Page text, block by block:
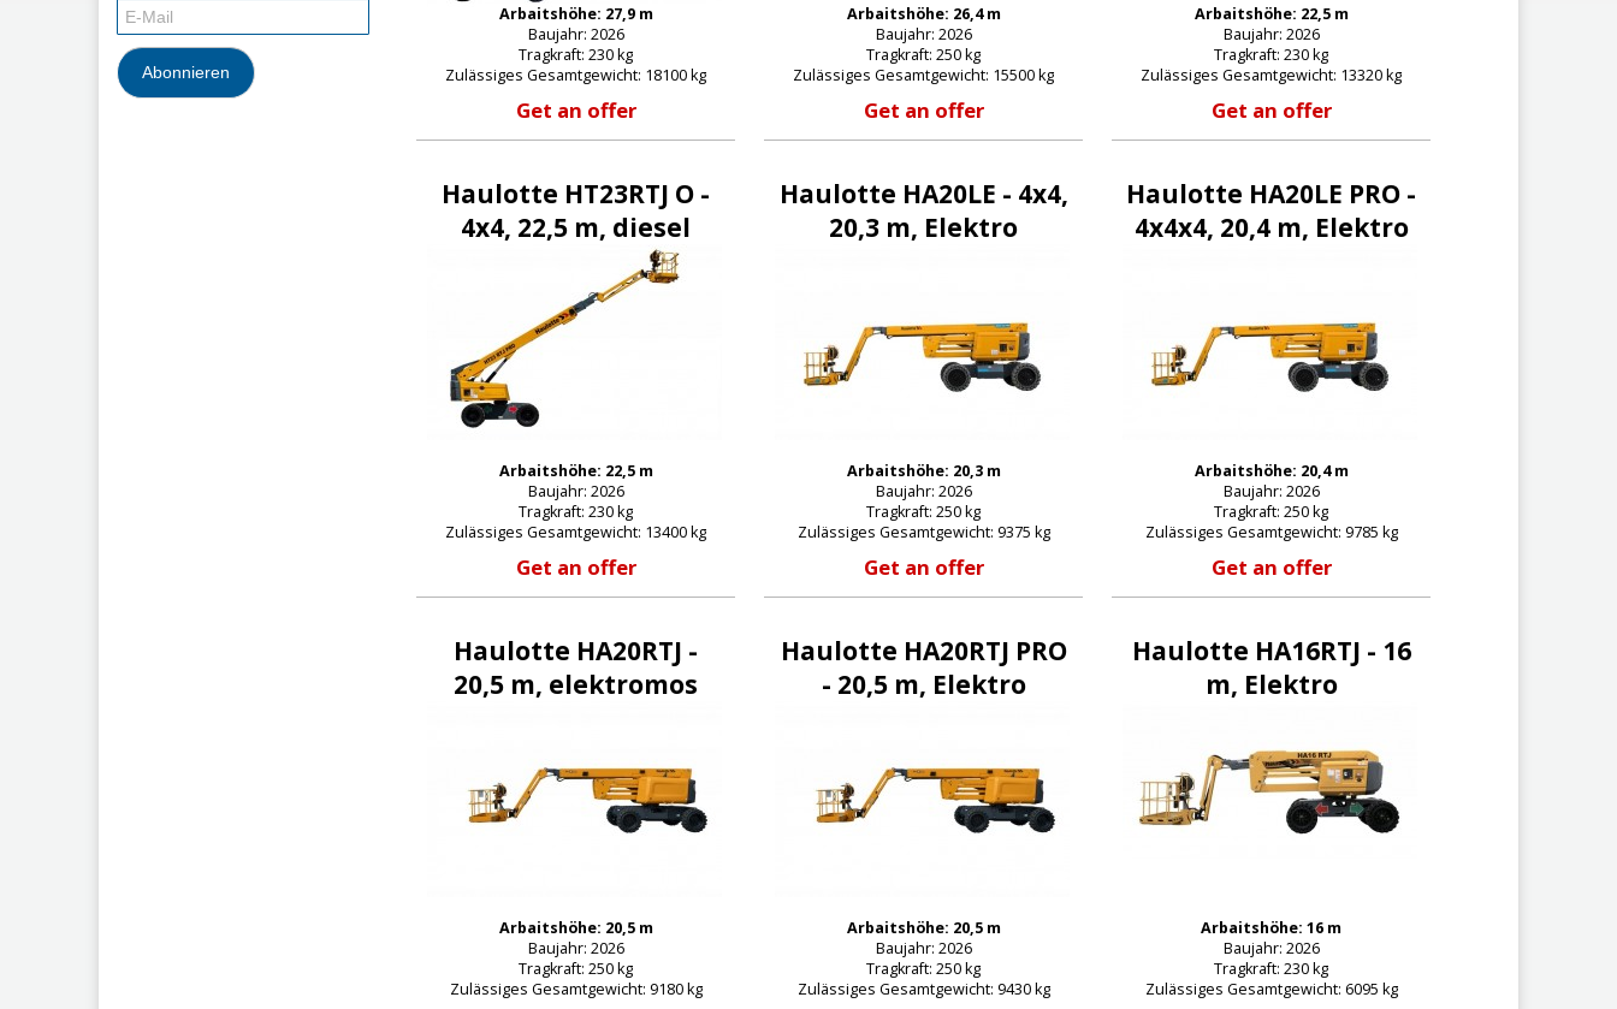
Arbaitshöhe: 27,9 m
Baujahr: 2026
Tragkraft: 230 kg
Zulässiges Gesamtgewicht: 18100 kg
Get an offer
Arbaitshöhe: 26,4 m
Baujahr: 2026
Tragkraft: 250 kg
Zulässiges Gesamtgewicht: 15500 kg
Get an offer
Arbaitshöhe: 22,5 m
Baujahr: 2026
Tragkraft: 230 kg
Zulässiges Gesamtgewicht: 13320 kg
Get an offer
Haulotte HT23RTJ O -
4x4, 22,5 m, diesel
Arbaitshöhe: 22,5 m
Baujahr: 2026
Tragkraft: 230 kg
Zulässiges Gesamtgewicht: 13400 kg
Get an offer
Haulotte HA20LE - 4x4,
20,3 m, Elektro
Arbaitshöhe: 20,3 m
Baujahr: 2026
Tragkraft: 250 kg
Zulässiges Gesamtgewicht: 9375 kg
Get an offer
Haulotte HA20LE PRO -
4x4x4, 20,4 m, Elektro
Arbaitshöhe: 20,4 m
Baujahr: 2026
Tragkraft: 250 kg
Zulässiges Gesamtgewicht: 9785 kg
Get an offer
Haulotte HA20RTJ -
20,5 m, elektromos
Arbaitshöhe: 20,5 m
Baujahr: 2026
Tragkraft: 250 kg
Zulässiges Gesamtgewicht: 9180 kg
Haulotte HA20RTJ PRO
- 20,5 m, Elektro
Arbaitshöhe: 20,5 m
Baujahr: 2026
Tragkraft: 250 kg
Zulässiges Gesamtgewicht: 9430 kg
Haulotte HA16RTJ - 16
m, Elektro
Arbaitshöhe: 16 m
Baujahr: 2026
Tragkraft: 230 kg
Zulässiges Gesamtgewicht: 6095 kg